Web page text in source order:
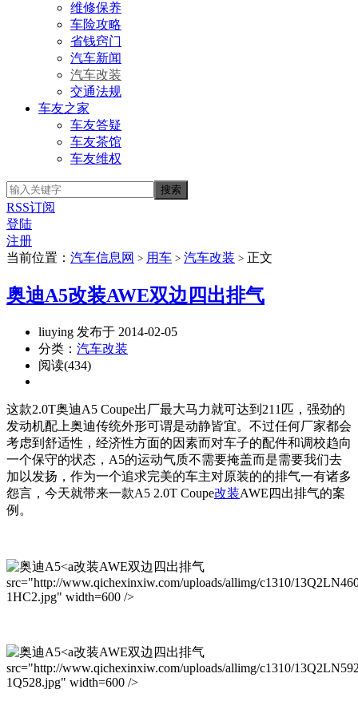
维修保养
车险攻略
省钱窍门
汽车新闻
汽车改装
交通法规
车友之家
车友答疑
车友茶馆
车友维权
RSS订阅
登陆
注册
当前位置： 汽车信息网 > 用车 > 汽车改装 > 正文
奥迪A5改装AWE双边四出排气
liuying 发布于 2014-02-05
分类： 汽车改装
阅读(434)
这款2.0T奥迪A5 Coupe出厂最大马力就可达到211匹，强劲的
发动机配上奥迪传统外形可谓是动静皆宜。不过任何厂家都会
考虑到舒适性，经济性方面的因素而对车子的配件和调校趋向
一个保守的状态，A5的运动气质不需要掩盖而是需要我们去
加以发扬，作为一个追求完美的车主对原装的的排气一有诸多
怨言，今天就带来一款A5 2.0T Coupe改装AWE四出排气的案
例。
改装AWE双边四出排气
src="http://www.qichexinxiw.com/uploads/allimg/c1310/
1HC2.jpg" width=600 />
改装AWE双边四出排气
src="http://www.qichexinxiw.com/uploads/allimg/c1310/
1Q528.jpg" width=600 />